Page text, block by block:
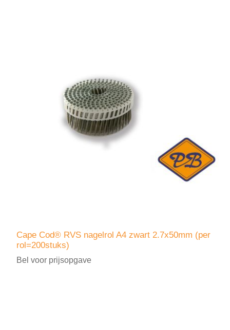
Cape Cod® RVS nagelrol A4 zwart 2.7x50mm (per
rol=200stuks)
Bel voor prijsopgave